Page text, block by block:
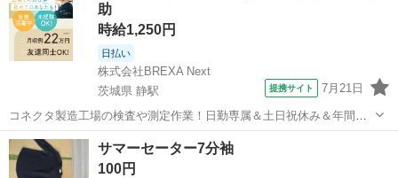
助
時給1,250円
日払い
株式会社BREXA Next
茨城県 静駅
提携サイト 7月21日
コネクタ製造工場の検査や測定作業！日勤専属＆土日祝休み＆年間休
日128日★クリーンルーム内作業★マイカー通勤OK＆無料駐車場あり
★就業先食堂利用可！日払い制度あり！《茨城県常陸大宮市》 人気の
工場のお仕事 ◇コネクタ製造工...
茨城 常陸大宮市 その他
サマーセーター7分袖
100円